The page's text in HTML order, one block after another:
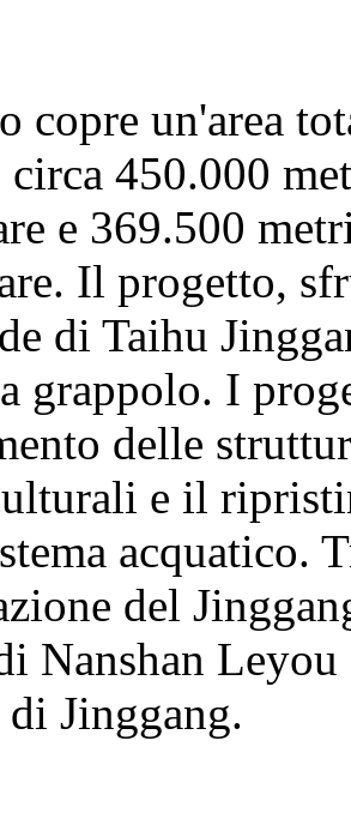
copre un'area
circa 450.000
e 369.500
Il progetto,
di Taihu
grappolo. I
delle
e il
acquatico.
del
Nanshan
Jinggang.